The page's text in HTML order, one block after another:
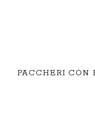
PACCHERI CON